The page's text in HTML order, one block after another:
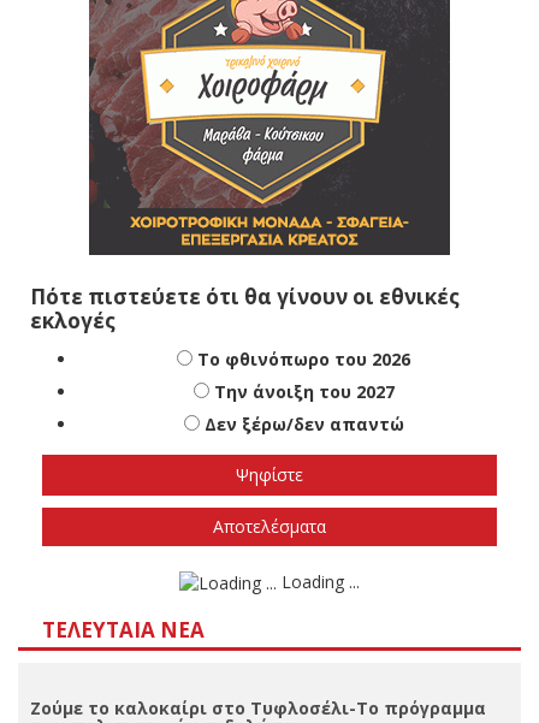
Πότε πιστεύετε ότι θα γίνουν οι εθνικές
εκλογές
Το φθινόπωρο του 2026
Την άνοιξη του 2027
Δεν ξέρω/δεν απαντώ